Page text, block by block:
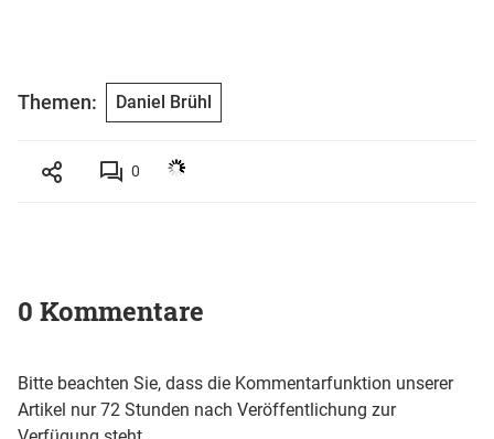
Themen: Daniel Brühl
0
0 Kommentare
Bitte beachten Sie, dass die Kommentarfunktion unserer
Artikel nur 72 Stunden nach Veröffentlichung zur